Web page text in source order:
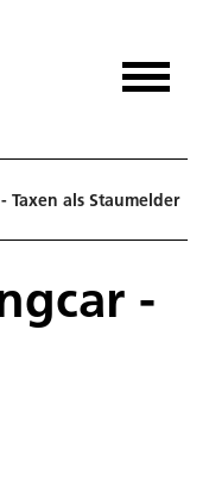
Taxen als Staumelder
-